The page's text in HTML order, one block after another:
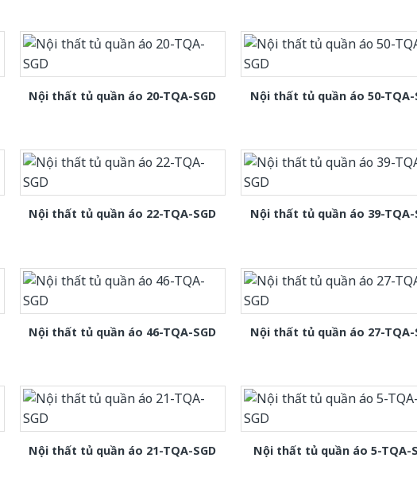
Nội thất tủ quần áo 20-TQA-SGD Nội thất tủ quần áo 50-TQA-
Nội thất tủ quần áo 22-TQA-SGD Nội thất tủ quần áo 39-TQA-
Nội thất tủ quần áo 46-TQA-SGD Nội thất tủ quần áo 27-TQA-
Nội thất tủ quần áo 21-TQA-SGD Nội thất tủ quần áo 5-TQA-